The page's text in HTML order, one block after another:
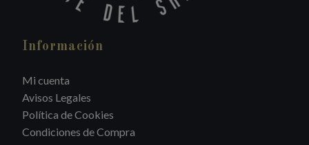
Información
Mi cuenta
Avisos Legales
Política de Cookies
Condiciones de Compra